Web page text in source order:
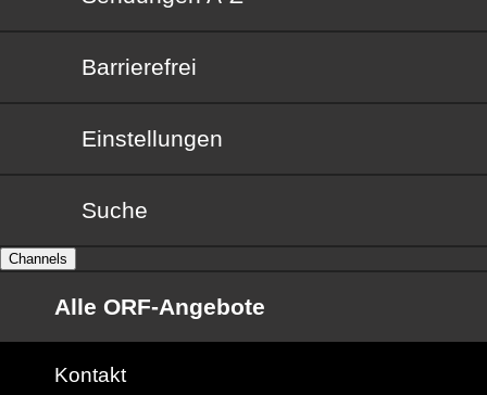
Barrierefrei
Barrierefrei
Einstellungen
Suche
Channels
Alle ORF-Angebote
Kontakt